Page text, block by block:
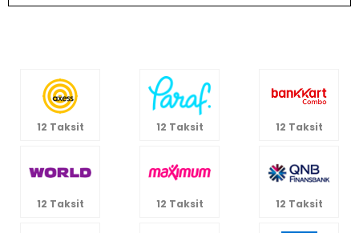
12 Taksit 12 Taksit 12 Taksit
12 Taksit 12 Taksit 12 Taksit